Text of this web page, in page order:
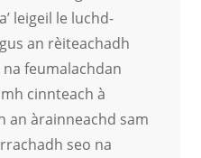
leigeil le luchd-
an rèiteachadh
feumalachdan
cinnteach à
an àrainneachd sam
seo na